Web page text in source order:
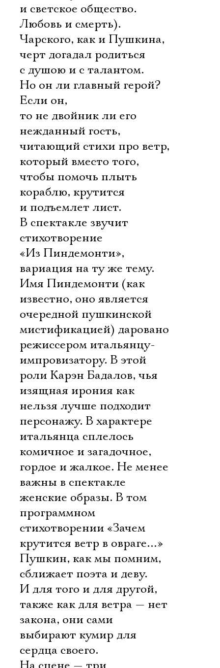
и светское общество.
Любовь и смерть).
Чарского, как и Пушкина,
черт догадал родиться
с душою и с талантом.
Но он ли главный герой?
Если он,
то не двойник ли его
нежданный гость,
читающий стихи про ветр,
который вместо того,
чтобы помочь плыть
кораблю, крутится
и подъемлет лист.
В спектакле звучит
стихотворение
«Из Пиндемонти»,
вариация на ту же тему.
Имя Пиндемонти (как
известно, оно является
очередной пушкинской
мистификацией) даровано
режиссером итальянцу-
импровизатору. В этой
роли Карэн Бадалов, чья
изящная ирония как
нельзя лучше подходит
персонажу. В характере
итальянца сплелось
комичное и загадочное,
гордое и жалкое. Не менее
важны в спектакле
женские образы. В том
программном
стихотворении «Зачем
крутится ветр в овраге…»
Пушкин, как мы помним,
сближает поэта и деву.
И для того и для другой,
также как для ветра — нет
закона, они сами
выбирают кумир для
сердца своего.